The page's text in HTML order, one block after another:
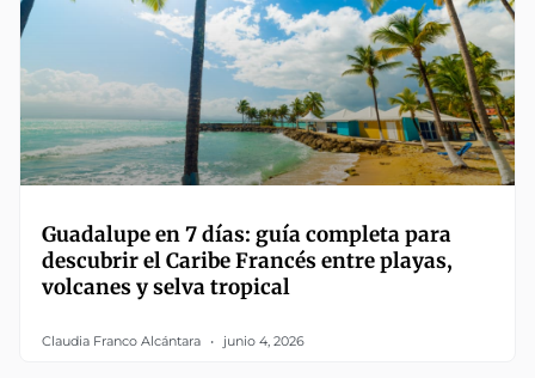
Guadalupe en 7 días: guía completa para
descubrir el Caribe Francés entre playas,
volcanes y selva tropical
Claudia Franco Alcántara junio 4, 2026